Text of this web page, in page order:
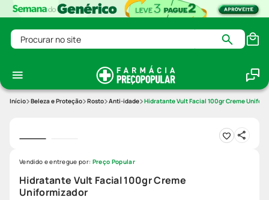
Procurar no site
Beleza e Proteção Rosto Anti-idade Hidratante Vult Facial 100gr Creme
Hidratante Vult Facial 100gr Creme
Uniformizador
Vendido e entregue por: Preço Popular